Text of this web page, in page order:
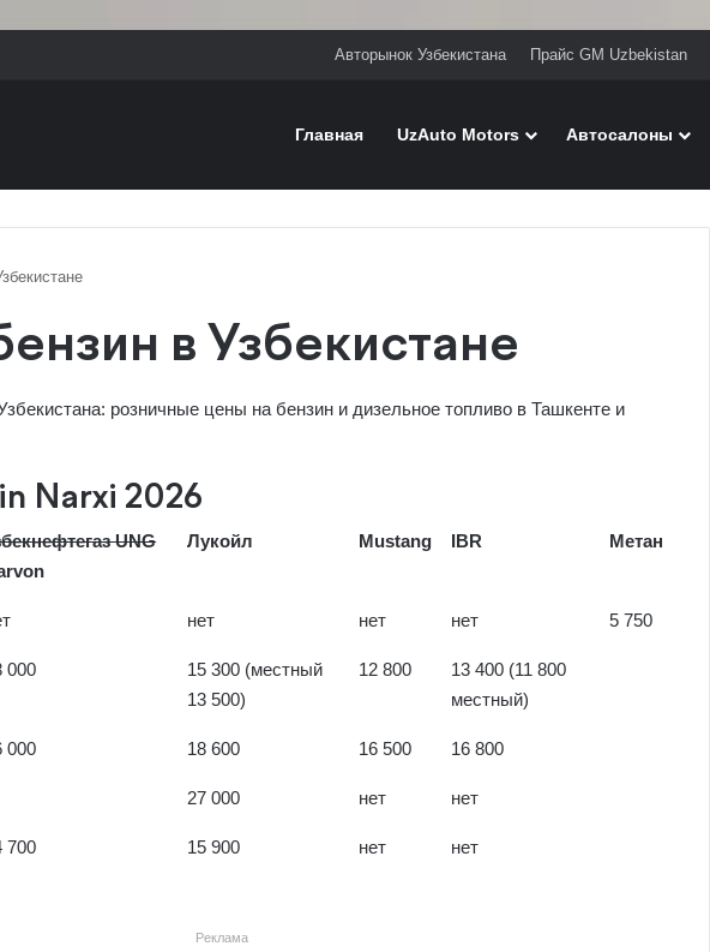
Авторынок Узбекистана Прайс GM Uzbekistan
Главная UzAuto Motors Автосалоны
в Узбекистане
розничные цены на бензин и дизельное топливо в Ташкенте и
Narxi 2026
UNG
Лукойл Mustang IBR Метан
нет нет нет 5 750
000
15 300 (местный
13 500)
12 800
13 400 (11 800
местный)
000 18 600 16 500 16 800
27 000 нет нет
700 15 900 нет нет
Реклама